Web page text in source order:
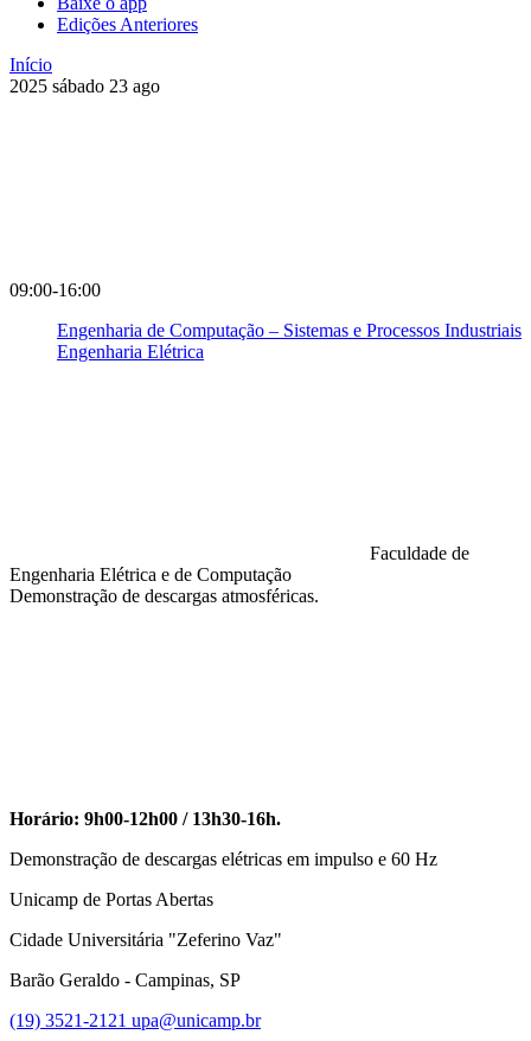
Edições Anteriores
Início
2025 sábado 23 ago
09:00-16:00
Engenharia de Computação – Sistemas e Processos Industriais
Engenharia Elétrica
Faculdade de
Engenharia Elétrica e de Computação
Demonstração de descargas atmosféricas.
Horário: 9h00-12h00 / 13h30-16h.
Demonstração de descargas elétricas em impulso e 60 Hz
Unicamp de Portas Abertas
Cidade Universitária "Zeferino Vaz"
Barão Geraldo - Campinas, SP
(19) 3521-2121 upa@unicamp.br